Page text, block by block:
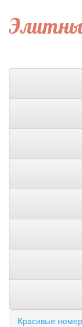
Красивые